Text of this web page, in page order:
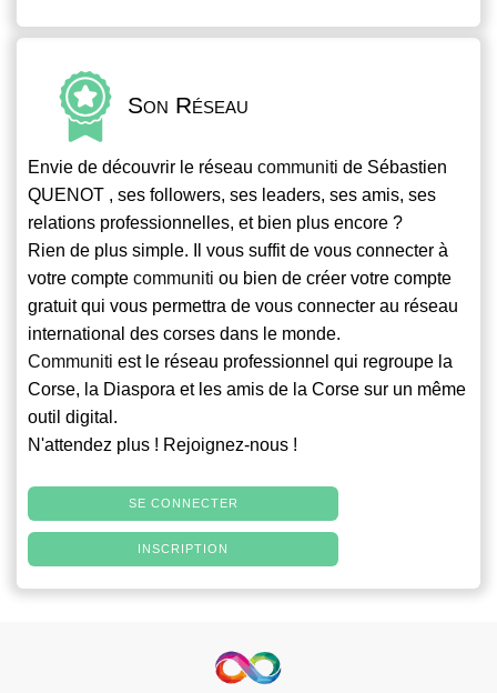
Son Réseau
Envie de découvrir le réseau communiti de Sébastien
QUENOT , ses followers, ses leaders, ses amis, ses
relations professionnelles, et bien plus encore ?
Rien de plus simple. Il vous suffit de vous connecter à
votre compte communiti ou bien de créer votre compte
gratuit qui vous permettra de vous connecter au réseau
international des corses dans le monde.
Communiti est le réseau professionnel qui regroupe la
Corse, la Diaspora et les amis de la Corse sur un même
outil digital.
N'attendez plus ! Rejoignez-nous !
SE CONNECTER
INSCRIPTION